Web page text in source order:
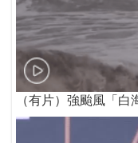
（有片）強颱風「